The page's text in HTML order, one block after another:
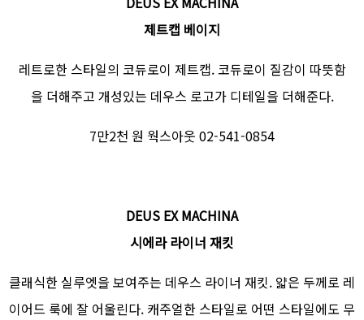
제트캡 베이지
레트로한 스타일의 코듀로이 제트캡. 코듀로이 질감이 따뜻함
을 더해주고 개성있는 데우스 로고가 디테일을 더해준다.
7만2천 원 웍스아웃 02-541-0854
DEUS EX MACHINA
시에라 라이너 재킷
클래식한 실루엣을 보여주는 데우스 라이너 재킷. 얇은 두께로 레
이어드 룩에 잘 어울린다. 캐주얼한 스타일로 어떤 스타일에도 무